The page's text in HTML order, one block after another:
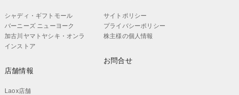
シャディ・ギフトモール
バーニーズ ニューヨーク
加古川ヤマトヤシキ・オンラ
インストア
店舗情報
Laox店舗
サイトポリシー
プライバシーポリシー
株主様の個人情報
お問合せ